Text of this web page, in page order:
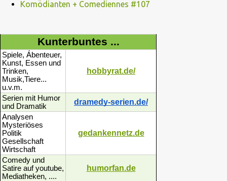
Komödianten + Comediennes #107
Kunterbuntes ...
Spiele, Ábenteuer,
Kunst, Essen und
Trinken,
Musik,Tiere...
u.v.m.
hobbyrat.de/
Serien mit Humor
und Dramatik
dramedy-serien.de/
Analysen
Mysteriöses
Politik
Gesellschaft
Wirtschaft
gedankennetz.de
Comedy und
Satire auf youtube,
Mediatheken, ....
humorfan.de